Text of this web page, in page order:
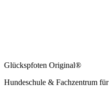
Glückspfoten Original®
Hundeschule & Fachzentrum für